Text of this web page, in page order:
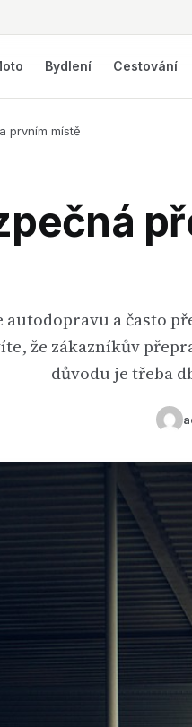
Bydlení Cestování
prvním místě
a často
že zákazníkův
důvodu je třeba